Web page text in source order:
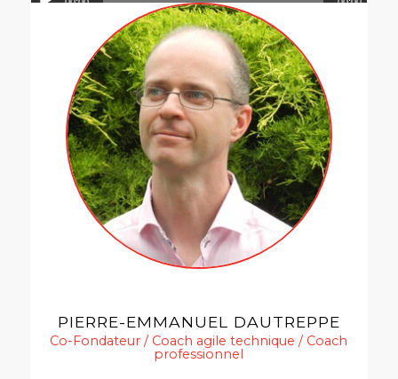
PIERRE-EMMANUEL DAUTREPPE
Co-Fondateur / Coach agile technique / Coach
professionnel